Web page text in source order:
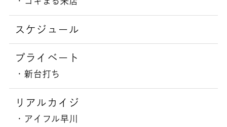
スケジュール
プライベート
新台打ち
リアルカイジ
アイフル早川